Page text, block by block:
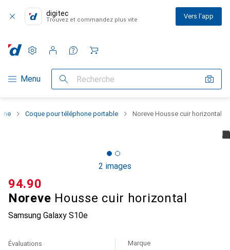
digitec
Trouvez et commandez plus vite Vers l'app
Navigation par catégorie
Menu Recherche
Paramètres
Compte client
Listes de comparaison
Listes d'envies
Panier
Coque pour téléphone portable Noreve Housse cuir horizontal
2 images
Noreve Housse cuir horizontal
Samsung Galaxy S10e
CHF
94.90
Évaluations Marque